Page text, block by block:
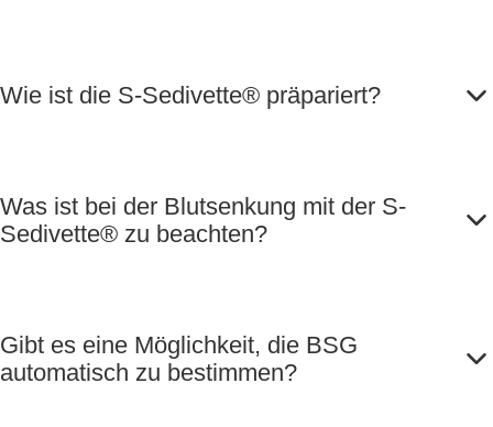
Wie ist die S-Sedivette® präpariert?
Was ist bei der Blutsenkung mit der S-
Sedivette® zu beachten?
Gibt es eine Möglichkeit, die BSG
automatisch zu bestimmen?